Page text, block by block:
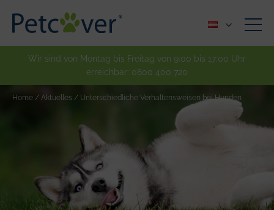
Wir sind von Montag bis Freitag von 9:00 bis 17:00 Uhr
erreichbar: 0800 400 720
Home / Aktuelles / Unterschiedliche Verhaltensweisen bei Hunden